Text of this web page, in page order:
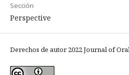
Sección
Perspective
Derechos de autor 2022 Journal of